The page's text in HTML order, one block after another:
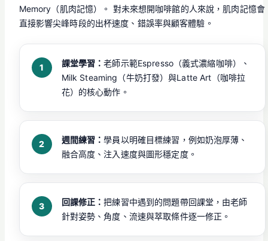
Memory（肌肉記憶）。 對未來想開咖啡館的人來說，肌肉記憶會
直接影響尖峰時段的出杯速度、錯誤率與顧客體驗。
課堂學習：老師示範Espresso（義式濃縮咖啡）、
Milk Steaming（牛奶打發）與Latte Art（咖啡拉
花）的核心動作。
週間練習：學員以明確目標練習，例如奶泡厚薄、
融合高度、注入速度與圖形穩定度。
回課修正：把練習中遇到的問題帶回課堂，由老師
針對姿勢、角度、流速與萃取條件逐一修正。